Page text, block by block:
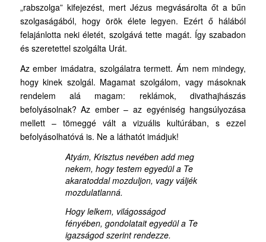
„rabszolga” kifejezést, mert Jézus megvásárolta őt a bűn
szolgaságából, hogy örök élete legyen. Ezért ő hálából
felajánlotta neki életét, szolgává tette magát. Így szabadon
és szeretettel szolgálta Urát.
Az ember imádatra, szolgálatra termett. Ám nem mindegy,
hogy kinek szolgál. Magamat szolgálom, vagy másoknak
rendelem alá magam: reklámok, divathajhászás
befolyásolnak? Az ember – az egyéniség hangsúlyozása
mellett – tömeggé vált a vizuális kultúrában, s ezzel
befolyásolhatóvá is. Ne a láthatót imádjuk!
Atyám, Krisztus nevében add meg
nekem, hogy testem egyedül a Te
akaratoddal mozduljon, vagy váljék
mozdulatlanná.
Hogy lelkem, világosságod
fényében, gondolatait egyedül a Te
igazságod szerint rendezze.